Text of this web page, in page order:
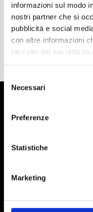
informazioni sul modo
nostri partner che si
pubblicità e social
con altre informazioni
raccolto dal tuo utilizzo
delNecessari
Preferenze
Statistiche
Marketing
Social